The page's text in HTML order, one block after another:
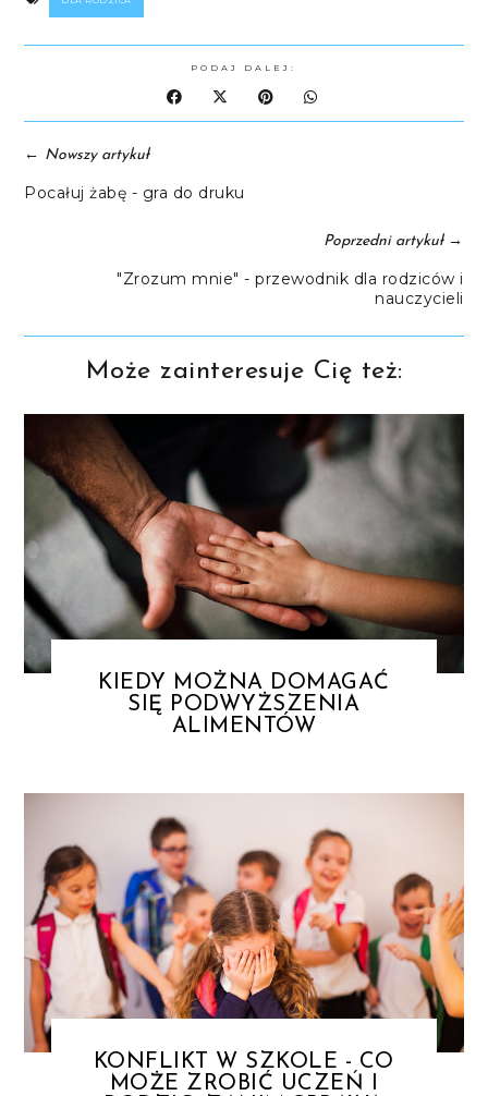
PODAJ DALEJ:
← Nowszy artykuł
Pocałuj żabę - gra do druku
Poprzedni artykuł→
"Zrozum mnie" - przewodnik dla rodziców i
nauczycieli
Może zainteresuje Cię też:
KIEDY MOŻNA DOMAGAĆ
SIĘ PODWYŻSZENIA
ALIMENTÓW
KONFLIKT W SZKOLE - CO
MOŻE ZROBIĆ UCZEŃ I